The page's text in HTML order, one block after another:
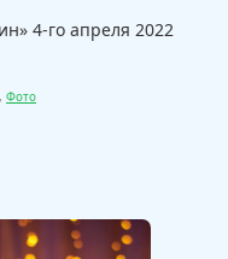
4-го апреля 2022
, Фото